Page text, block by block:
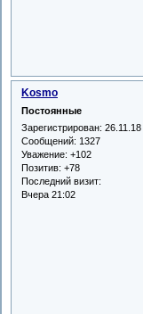
Kosmo
Постоянные
Зарегистрирован: 26.11.18
Сообщений: 1327
Уважение: +102
Позитив: +78
Последний визит:
Вчера 21:02